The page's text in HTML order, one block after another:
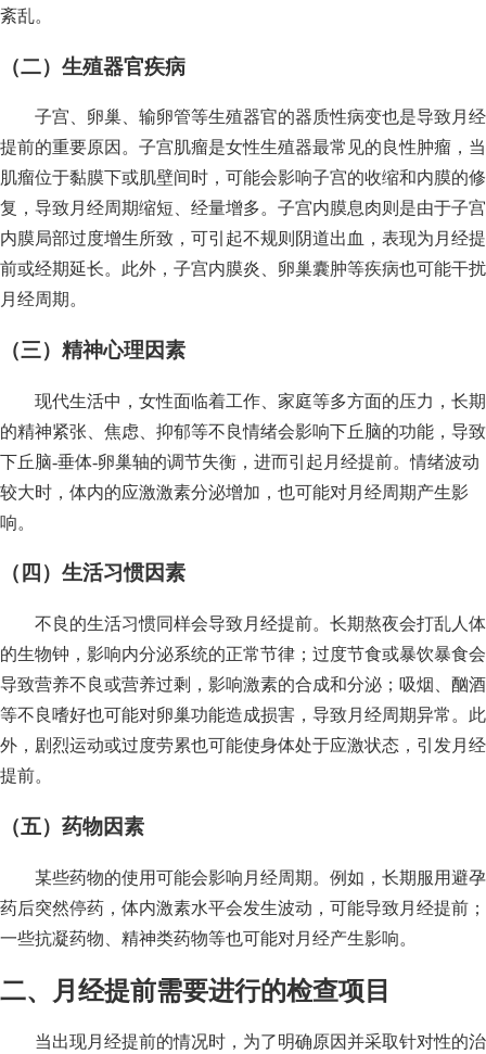
紊乱。
（二）生殖器官疾病
子宫、卵巢、输卵管等生殖器官的器质性病变也是导致月经
提前的重要原因。子宫肌瘤是女性生殖器最常见的良性肿瘤，当
肌瘤位于黏膜下或肌壁间时，可能会影响子宫的收缩和内膜的修
复，导致月经周期缩短、经量增多。子宫内膜息肉则是由于子宫
内膜局部过度增生所致，可引起不规则阴道出血，表现为月经提
前或经期延长。此外，子宫内膜炎、卵巢囊肿等疾病也可能干扰
月经周期。
（三）精神心理因素
现代生活中，女性面临着工作、家庭等多方面的压力，长期
的精神紧张、焦虑、抑郁等不良情绪会影响下丘脑的功能，导致
下丘脑-垂体-卵巢轴的调节失衡，进而引起月经提前。情绪波动
较大时，体内的应激激素分泌增加，也可能对月经周期产生影
响。
（四）生活习惯因素
不良的生活习惯同样会导致月经提前。长期熬夜会打乱人体
的生物钟，影响内分泌系统的正常节律；过度节食或暴饮暴食会
导致营养不良或营养过剩，影响激素的合成和分泌；吸烟、酗酒
等不良嗜好也可能对卵巢功能造成损害，导致月经周期异常。此
外，剧烈运动或过度劳累也可能使身体处于应激状态，引发月经
提前。
（五）药物因素
某些药物的使用可能会影响月经周期。例如，长期服用避孕
药后突然停药，体内激素水平会发生波动，可能导致月经提前；
一些抗凝药物、精神类药物等也可能对月经产生影响。
二、月经提前需要进行的检查项目
当出现月经提前的情况时，为了明确原因并采取针对性的治